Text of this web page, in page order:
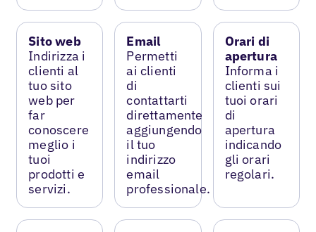
Sito web
Indirizza i
clienti al
tuo sito
web per
far
conoscere
meglio i
tuoi
prodotti e
servizi.
Email
Permetti
ai clienti
di
contattarti
direttamente
aggiungendo
il tuo
indirizzo
email
professionale.
Orari di
apertura
Informa i
clienti sui
tuoi orari
di
apertura
indicando
gli orari
regolari.